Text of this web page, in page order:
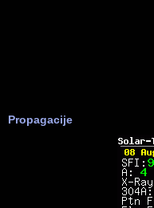
Propagacije